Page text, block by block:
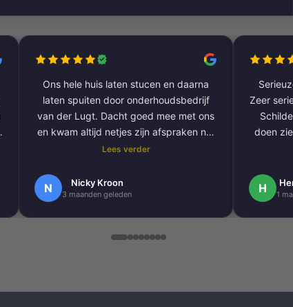
Ons hele huis laten stucen en daarna
laten spuiten door onderhoudsbedrijf
van der Lugt. Dacht goed mee met ons
en kwam altijd netjes zijn afspraken na.
De volgende klus hebben we al gepland
Nogmaals bedankt.
Lees verder
N Nicky Kroon
3 maanden geleden
Zeer
doen
H 1